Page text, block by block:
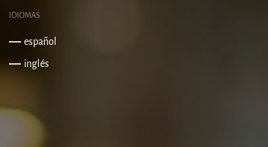
IDIOMAS
español
inglés